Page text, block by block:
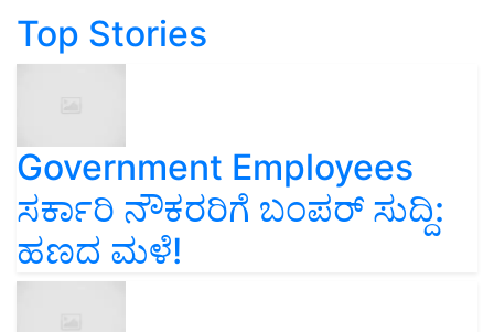
Top Stories
Government Employees
ಸರ್ಕಾರಿ ನೌಕರರಿಗೆ ಬಂಪರ್‌ ಸುದ್ದಿ:
ಹಣದ ಮಳೆ!